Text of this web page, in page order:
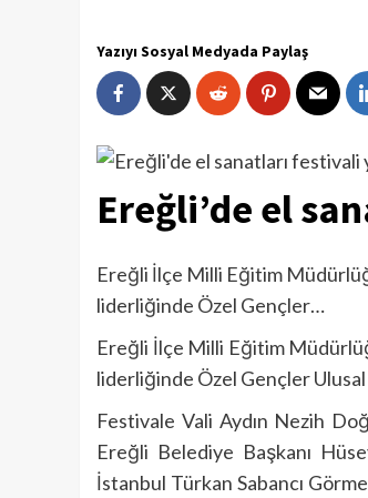
Yazıyı Sosyal Medyada Paylaş
Ereğli’de el
Ereğli İlçe Milli Eğitim
liderliğinde Özel Gençler…
Ereğli İlçe Milli Eğitim
liderliğinde Özel Gençler Ulusal
Festivale Vali Aydın Nezih
Ereğli Belediye Başkanı
İstanbul Türkan Sabancı